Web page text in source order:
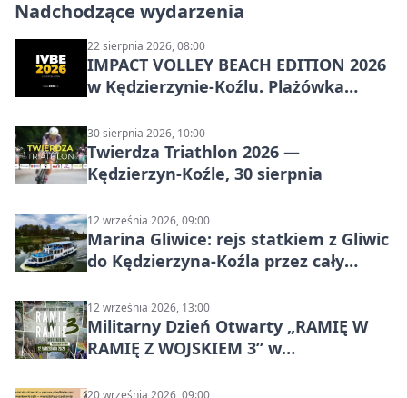
Nadchodzące wydarzenia
22 sierpnia 2026, 08:00
IMPACT VOLLEY BEACH EDITION 2026
w Kędzierzynie-Koźlu. Plażówka
30 sierpnia 2026, 10:00
Twierdza Triathlon 2026 —
Kędzierzyn-Koźle, 30 sierpnia
12 września 2026, 09:00
Marina Gliwice: rejs statkiem z Gliwic
do Kędzierzyna-Koźla przez cały
12 września 2026, 13:00
Militarny Dzień Otwarty „RAMIĘ W
RAMIĘ Z WOJSKIEM 3” w